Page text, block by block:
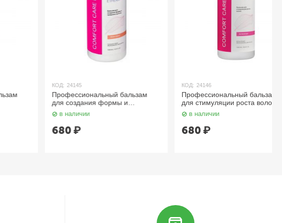
Профессиональный бальзам
для создания формы и
придания густоты волос 1000 мл
в наличии
Профессиональный бальзам
для стимуляции роста волос
1000 мл ETHERA
в наличии